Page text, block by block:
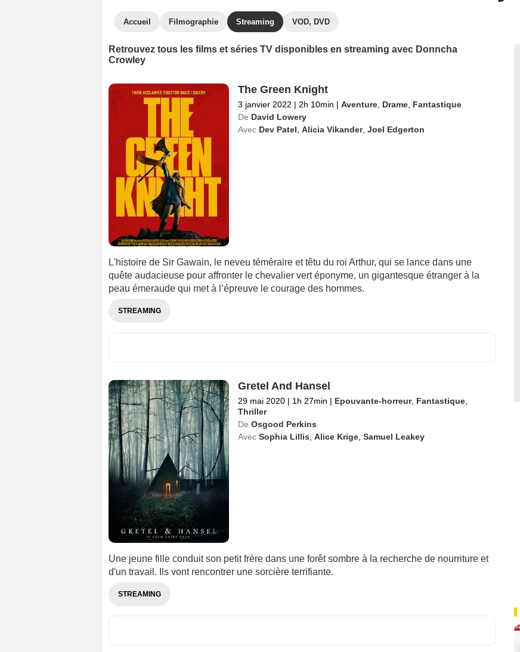
Accueil Filmographie Streaming VOD, DVD
Retrouvez tous les films et séries TV disponibles en streaming avec Donncha
Crowley
The Green Knight
3 janvier 2022 | 2h 10min | Aventure, Drame, Fantastique
De David Lowery
Avec Dev Patel Alicia Vikander, Joel Edgerton
L'histoire de Sir Gawain, le neveu téméraire et têtu du roi Arthur, qui se lance dans une
quête audacieuse pour affronter le chevalier vert éponyme, un gigantesque étranger à la
peau émeraude qui met à l’épreuve le courage des hommes.
STREAMING
Gretel And Hansel
29 mai 2020 | 1h 27min | Epouvante-horreur, Fantastique,
Thriller
De Osgood Perkins
Avec Sophia Lillis Alice Krige, Samuel Leakey
Une jeune fille conduit son petit frère dans une forêt sombre à la recherche de nourriture et
d'un travail. Ils vont rencontrer une sorcière terrifiante.
STREAMING